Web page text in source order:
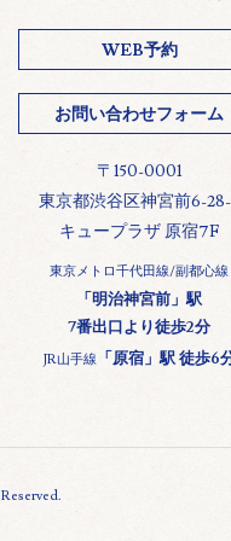
WEB予約
お問い合わせフォーム
〒150-0001
東京都渋谷区神宮前6-
キュープラザ 原宿7F
東京メトロ千代田線/副都心線
「明治神宮前」駅
7番出口より徒歩2分
JR山手線 「原宿」駅 徒歩6